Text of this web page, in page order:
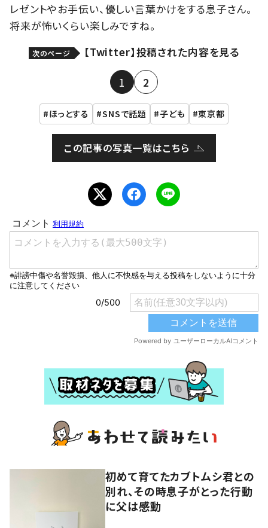
レゼントやお手伝い、優しい言葉かけをする息子さん。
将来が怖いくらい楽しみですね。
次のページ 【Twitter】投稿された内容を見る
1 2
ほっとする SNSで話題 子ども 東京都
この記事の写真一覧はこちら
初めて育てたカブトムシ君との
別れ、その時息子がとった行動
に父は感動